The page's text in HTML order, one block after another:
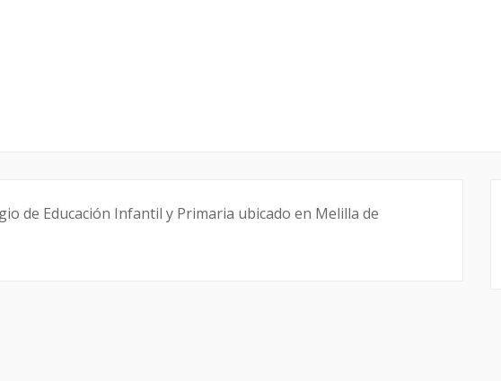
de Educación Infantil y Primaria ubicado en Melilla de